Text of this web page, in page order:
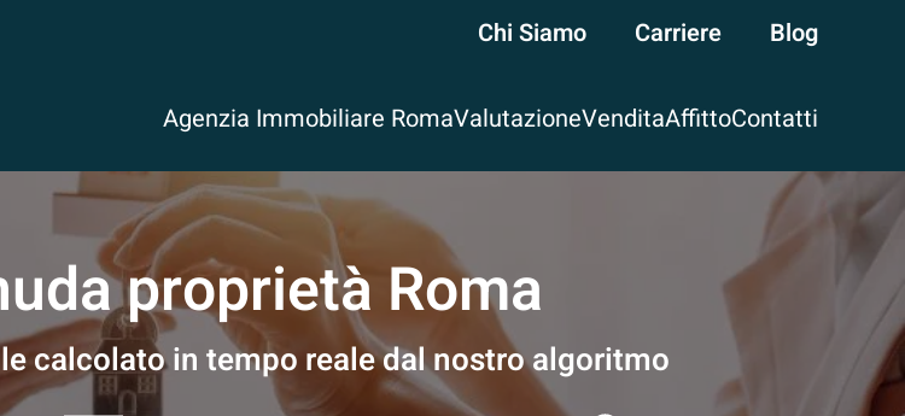
Chi Siamo Carriere Blog
Agenzia Immobiliare RomaValutazioneVenditaAffittoContatti
proprietà Roma
calcolato in tempo reale dal nostro algoritmo